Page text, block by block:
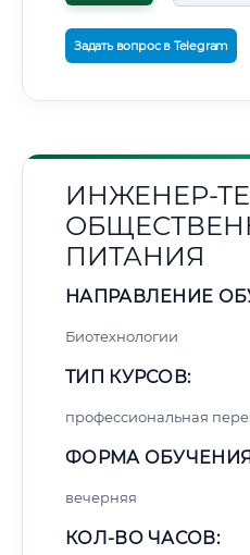
Задать вопрос в Telegram
ИНЖЕНЕР-
ПИТАНИЯ
НАПРАВЛЕНИЕ
Биотехнологии
ТИП КУРСОВ:
профессиональная
ФОРМА
вечерняя
КОЛ-ВО ЧАСОВ: